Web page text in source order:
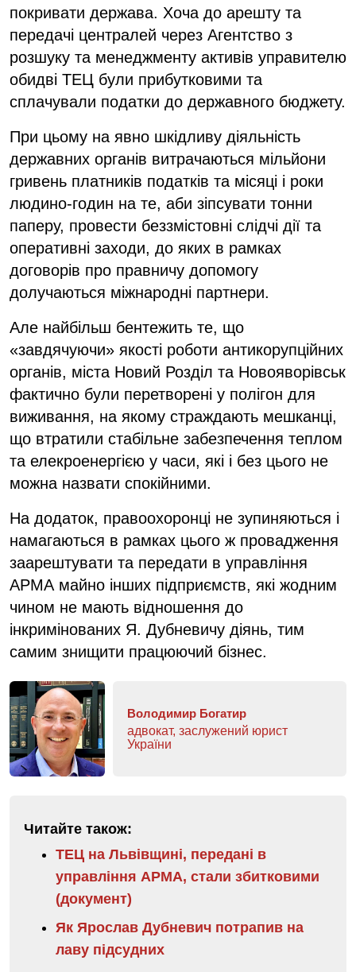
покривати держава. Хоча до арешту та
передачі централей через Агентство з
розшуку та менеджменту активів управителю
обидві ТЕЦ були прибутковими та
сплачували податки до державного бюджету.
При цьому на явно шкідливу діяльність
державних органів витрачаються мільйони
гривень платників податків та місяці і роки
людино-годин на те, аби зіпсувати тонни
паперу, провести беззмістовні слідчі дії та
оперативні заходи, до яких в рамках
договорів про правничу допомогу
долучаються міжнародні партнери.
Але найбільш бентежить те, що
«завдячуючи» якості роботи антикорупційних
органів, міста Новий Розділ та Новояворівськ
фактично були перетворені у полігон для
виживання, на якому страждають мешканці,
що втратили стабільне забезпечення теплом
та елекроенергією у часи, які і без цього не
можна назвати спокійними.
На додаток, правоохоронці не зупиняються і
намагаються в рамках цього ж провадження
заарештувати та передати в управління
АРМА майно інших підприємств, які жодним
чином не мають відношення до
інкримінованих Я. Дубневичу діянь, тим
самим знищити працюючий бізнес.
Володимир Богатир
адвокат, заслужений юрист
України
Читайте також:
ТЕЦ на Львівщині, передані в
управління АРМА, стали збитковими
(документ)
Як Ярослав Дубневич потрапив на
лаву підсудних